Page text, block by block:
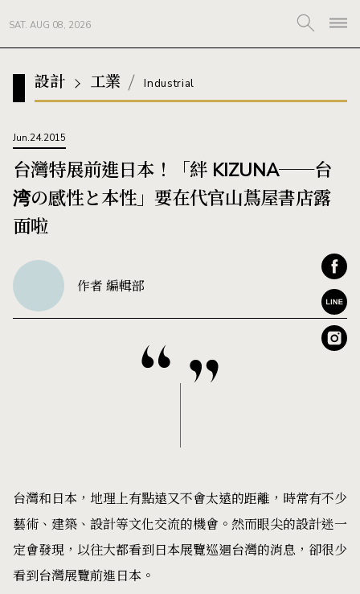
SAT. AUG 08, 2026
設計 工業 Industrial
Jun.24.2015
台灣特展前進日本！「絆 KIZUNA──台
湾の感性と本性」要在代官山蔦屋書店露
面啦
作者 編輯部
台灣和日本，地理上有點遠又不會太遠的距離，時常有不少
藝術、建築、設計等文化交流的機會。然而眼尖的設計迷一
定會發現，以往大都看到日本展覽巡迴台灣的消息，卻很少
看到台灣展覽前進日本。